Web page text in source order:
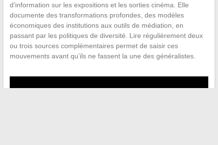
d’information sur les expositions et les sorties cinéma. Elle
documente des transformations profondes, des modèles
économiques des institutions aux outils de médiation, en
passant par les politiques de diversité. Lire régulièrement deux
ou trois sources complémentaires permet de saisir ces
mouvements avant qu’ils ne fassent la une des généralistes.